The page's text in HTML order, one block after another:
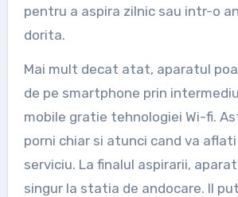
pentru a aspira zilnic sau intr-o
dorita.
Mai mult decat atat, aparatul
de pe smartphone prin
mobile gratie tehnologiei Wi-fi.
porni chiar si atunci cand va
serviciu. La finalul aspirarii,
singur la statia de andocare. Il